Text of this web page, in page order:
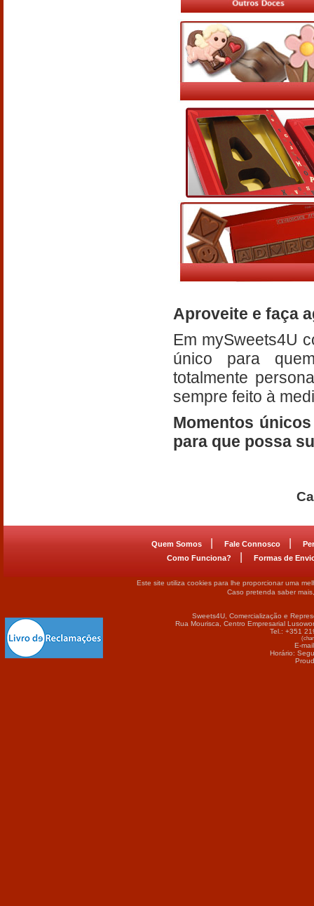
Aproveite e faça
Em mySweets4U
único para
totalmente
sempre feito à
Momentos
para que possa
Quem Somos Fale Connosco
Como Funciona?
Formas de
Este site utiliza cookies para lhe proporcionar uma
Caso pretenda saber
Sweets4U, Comercialização e
Rua Mourisca, Centro Empresarial
Tel.: +351
E-
Horário: